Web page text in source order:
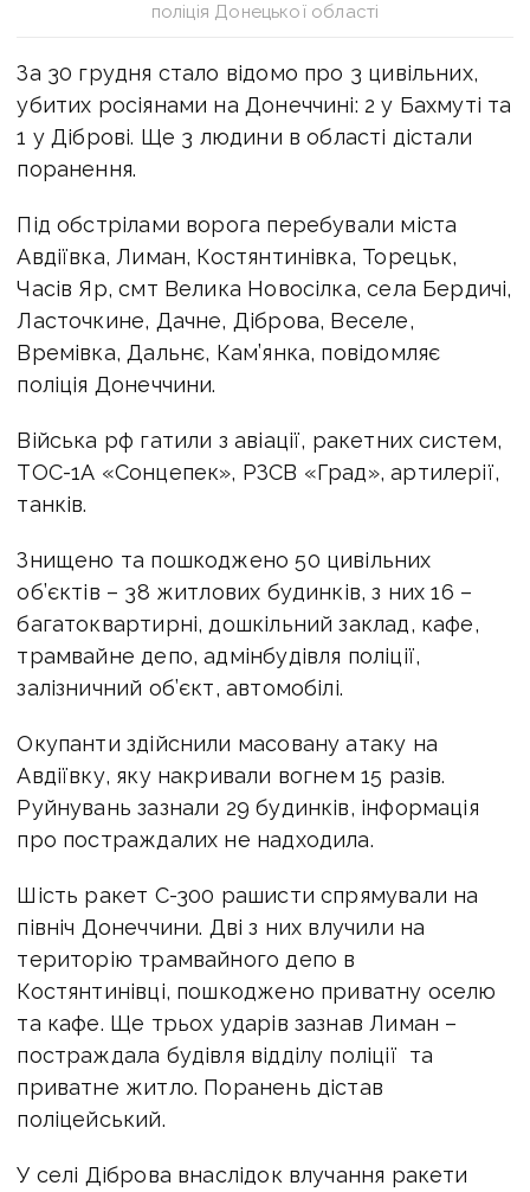
поліція Донецької області
За 30 грудня стало відомо про 3 цивільних,
убитих росіянами на Донеччині: 2 у Бахмуті та
1 у Діброві. Ще 3 людини в області дістали
поранення.
Під обстрілами ворога перебували міста
Авдіївка, Лиман, Костянтинівка, Торецьк,
Часів Яр, смт Велика Новосілка, села Бердичі,
Ласточкине, Дачне, Діброва, Веселе,
Времівка, Дальнє, Кам’янка, повідомляє
поліція Донеччини.
Війська рф гатили з авіації, ракетних систем,
ТОС-1А «Сонцепек», РЗСВ «Град», артилерії,
танків.
Знищено та пошкоджено 50 цивільних
об’єктів – 38 житлових будинків, з них 16 –
багатоквартирні, дошкільний заклад, кафе,
трамвайне депо, адмінбудівля поліції,
залізничний об’єкт, автомобілі.
Окупанти здійснили масовану атаку на
Авдіївку, яку накривали вогнем 15 разів.
Руйнувань зазнали 29 будинків, інформація
про постраждалих не надходила.
Шість ракет С-300 рашисти спрямували на
північ Донеччини. Дві з них влучили на
територію трамвайного депо в
Костянтинівці, пошкоджено приватну оселю
та кафе. Ще трьох ударів зазнав Лиман –
постраждала будівля відділу поліції та
приватне житло. Поранень дістав
поліцейський.
У селі Діброва внаслідок влучання ракети